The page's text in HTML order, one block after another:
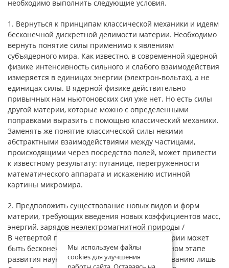
необходимо выполнить следующие условия.
1. Вернуться к принципам классической механики и идеям
бесконечной дискретной делимости материи. Необходимо
вернуть понятие силы применимо к явлениям
субъядерного мира. Как известно, в современной ядерной
физике интенсивность сильного и слабого взаимодействия
измеряется в единицах энергии (электрон-вольтах), а не
единицах силы. В ядерной физике действительно
привычных нам ньютоновских сил уже нет. Но есть силы
другой материи, которые можно с определенными
поправками выразить с помощью классический механики.
Заменять же понятие классической силы некими
абстрактными взаимодействиями между частицами,
происходящими через посредство полей, может привести
к известному результату: путанице, перегруженности
математического аппарата и искажению истинной
картины микромира.
2. Предположить существование новых видов и форм
материи, требующих введения новых коэффициентов масс,
энергий, зарядов неэлектромагнитной природы /
В четвертой главе мы укажем, что видов материи может
быть бесконечное множество. Сейчас, на данном этапе
развития науки, мы можем перейти к исследованию лишь
Мы используем файлы
cookies для улучшения